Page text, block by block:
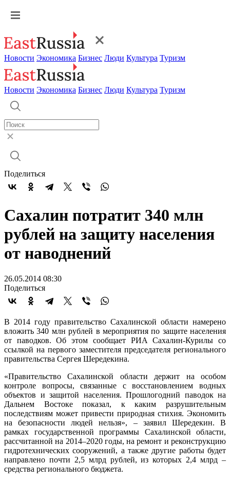
Новости Экономика Бизнес Люди Культура Туризм
Новости Экономика Бизнес Люди Культура Туризм
Поделиться
Сахалин потратит 340 млн
рублей на защиту населения
от наводнений
26.05.2014 08:30
Поделиться
В 2014 году правительство Сахалинской области намерено
вложить 340 млн рублей в мероприятия по защите населения
от паводков. Об этом сообщает РИА Сахалин-Курилы со
ссылкой на первого заместителя председателя регионального
правительства Сергея Шередекина.
«Правительство Сахалинской области держит на особом
контроле вопросы, связанные с восстановлением водных
объектов и защитой населения. Прошлогодний паводок на
Дальнем Востоке показал, к каким разрушительным
последствиям может привести природная стихия. Экономить
на безопасности людей нельзя», – заявил Шередекин. В
рамках государственной программы Сахалинской области,
рассчитанной на 2014–2020 годы, на ремонт и реконструкцию
гидротехнических сооружений, а также другие работы будет
направлено почти 2,5 млрд рублей, из которых 2,4 млрд –
средства регионального бюджета.